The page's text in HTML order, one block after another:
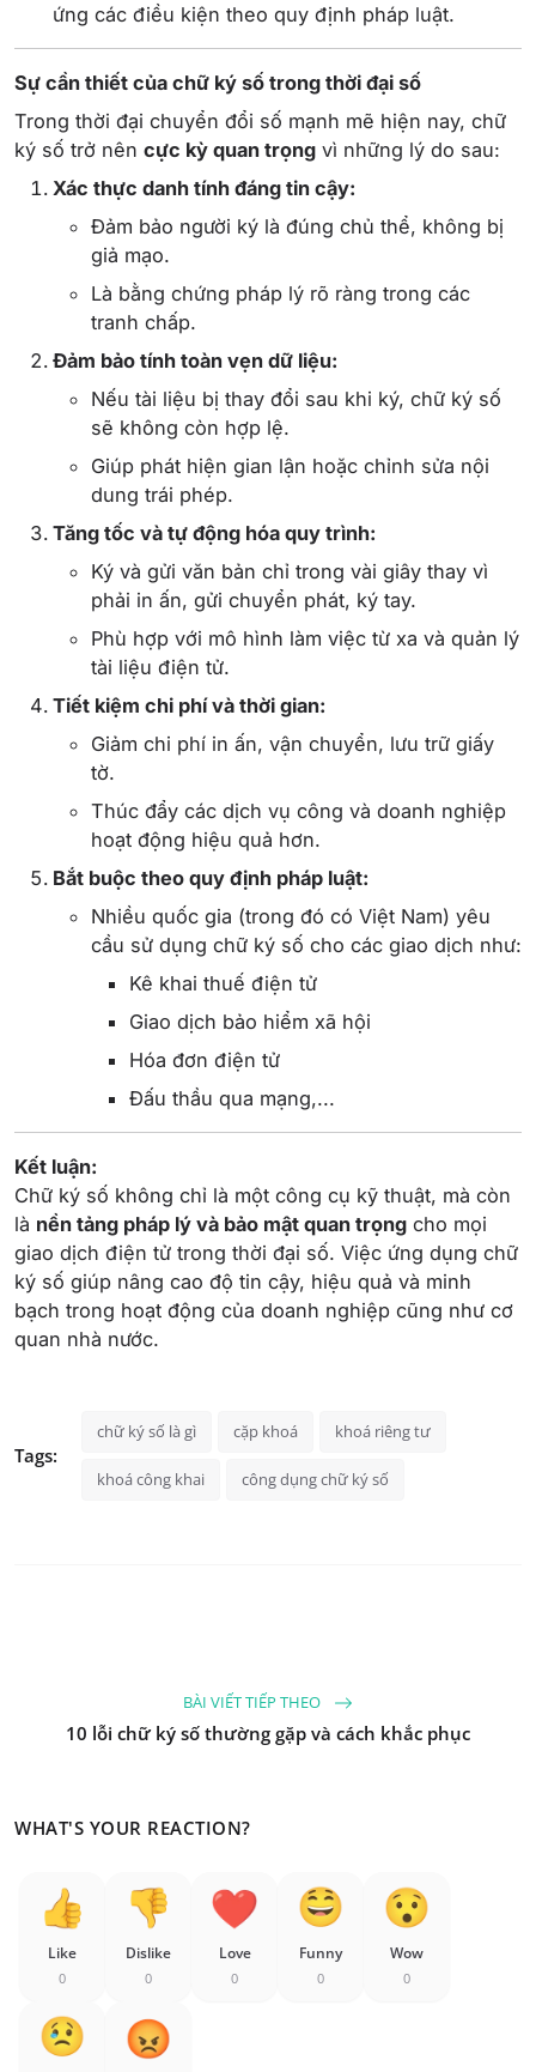
ứng các điều kiện theo quy định pháp luật.
Sự cần thiết của chữ ký số trong thời đại số
Trong thời đại chuyển đổi số mạnh mẽ hiện nay, chữ
ký số trở nên cực kỳ quan trọng vì những lý do sau:
Xác thực danh tính đáng tin cậy:
Đảm bảo người ký là đúng chủ thể, không bị
giả mạo.
Là bằng chứng pháp lý rõ ràng trong các
tranh chấp.
Đảm bảo tính toàn vẹn dữ liệu:
Nếu tài liệu bị thay đổi sau khi ký, chữ ký số
sẽ không còn hợp lệ.
Giúp phát hiện gian lận hoặc chỉnh sửa nội
dung trái phép.
Tăng tốc và tự động hóa quy trình:
Ký và gửi văn bản chỉ trong vài giây thay vì
phải in ấn, gửi chuyển phát, ký tay.
Phù hợp với mô hình làm việc từ xa và quản lý
tài liệu điện tử.
Tiết kiệm chi phí và thời gian:
Giảm chi phí in ấn, vận chuyển, lưu trữ giấy
tờ.
Thúc đẩy các dịch vụ công và doanh nghiệp
hoạt động hiệu quả hơn.
Bắt buộc theo quy định pháp luật:
Nhiều quốc gia (trong đó có Việt Nam) yêu
cầu sử dụng chữ ký số cho các giao dịch như:
Kê khai thuế điện tử
Giao dịch bảo hiểm xã hội
Hóa đơn điện tử
Đấu thầu qua mạng,...
Kết luận:
Chữ ký số không chỉ là một công cụ kỹ thuật, mà còn
là nền tảng pháp lý và bảo mật quan trọng cho mọi
giao dịch điện tử trong thời đại số. Việc ứng dụng chữ
ký số giúp nâng cao độ tin cậy, hiệu quả và minh
bạch trong hoạt động của doanh nghiệp cũng như cơ
quan nhà nước.
Tags:
chữ ký số là gì cặp khoá khoá riêng tư
khoá công khai công dụng chữ ký số
BÀI VIẾT TIẾP THEO
10 lỗi chữ ký số thường gặp và cách khắc phục
WHAT'S YOUR REACTION?
Like
0
Dislike
0
Love
0
Funny
0
Wow
0